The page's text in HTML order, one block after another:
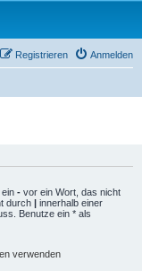
Anmelden
Registrieren
- vor ein Wort, das nicht
durch | innerhalb einer
Benutze ein * als
verwenden